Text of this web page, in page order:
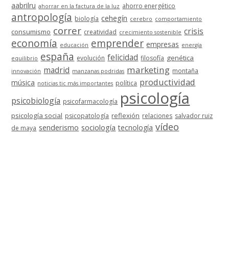
aabrilru ahorrar en la factura de la luz ahorro energético
antropología biología cehegín cerebro comportamiento
consumismo correr creatividad crecimiento sostenible crisis
economía educación emprender empresas energía
equilibrio españa evolución felicidad filosofía genética
innovación madrid manzanas podridas marketing montaña
música noticias tic más importantes política productividad
psicobiología psicofarmacología psicología
psicología social psicopatología reflexión relaciones salvador ruiz
de maya senderismo sociología tecnología vídeo